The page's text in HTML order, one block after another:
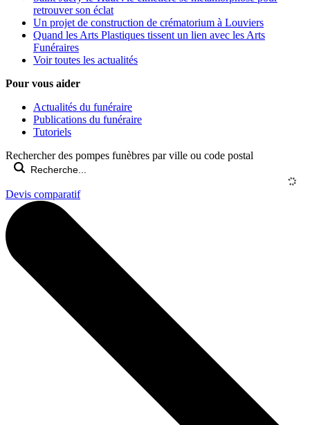
retrouver son éclat
Un projet de construction de crématorium à Louviers
Quand les Arts Plastiques tissent un lien avec les Arts
Funéraires
Voir toutes les actualités
Pour vous aider
Actualités du funéraire
Publications du funéraire
Tutoriels
Rechercher des pompes funèbres par ville ou code postal
Devis comparatif